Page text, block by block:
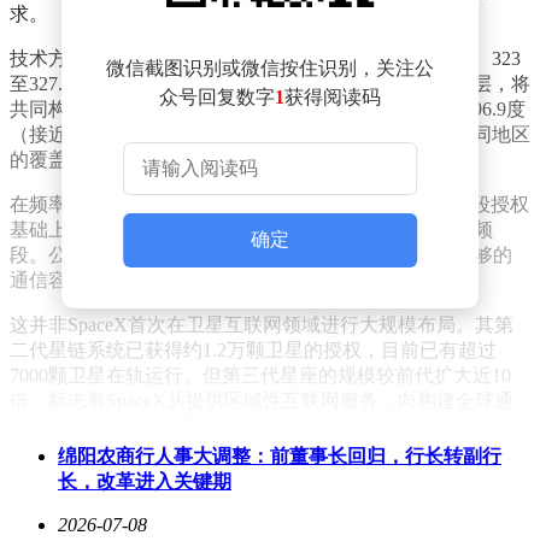
求。
技术方案显示，第三代星座将采用独特的双层轨道设计。323
至327.5公里高度的第一层和473至477.5公里高度的第二层，将
共同构成这个庞大的太空网络。轨道倾角范围从26度到96.9度
（接近太阳同步轨道）的灵活设计，使系统能够根据不同地区
的覆盖需求和流量分布进行动态调整。
在频率资源方面，SpaceX计划在现有Ku、Ka、V和E频段授权
基础上，进一步开发92GHz至275GHz之间的W频段和D频
段。公司解释称，要为全球数十亿用户和AI设备提供足够的
通信容量，必须大幅扩展现有的回传能力。
这并非SpaceX首次在卫星互联网领域进行大规模布局。其第
二代星链系统已获得约1.2万颗卫星的授权，目前已有超过
7000颗卫星在轨运行。但第三代星座的规模较前代扩大近10
值得注意的是，第三代星座的部署与SpaceX的AI业务发展形
成战略协同。公司近期以600亿美元收购AI编程应用Cursor开
发商Anysphere，其Grok大模型正在快速迭代。由10万颗卫星
微信截图识别或微信按住识别，关注公
众号回复数字1获得阅读码
确定
绵阳农商行人事大调整：前董事长回归，行长转副行
长，改革进入关键期
2026-07-08